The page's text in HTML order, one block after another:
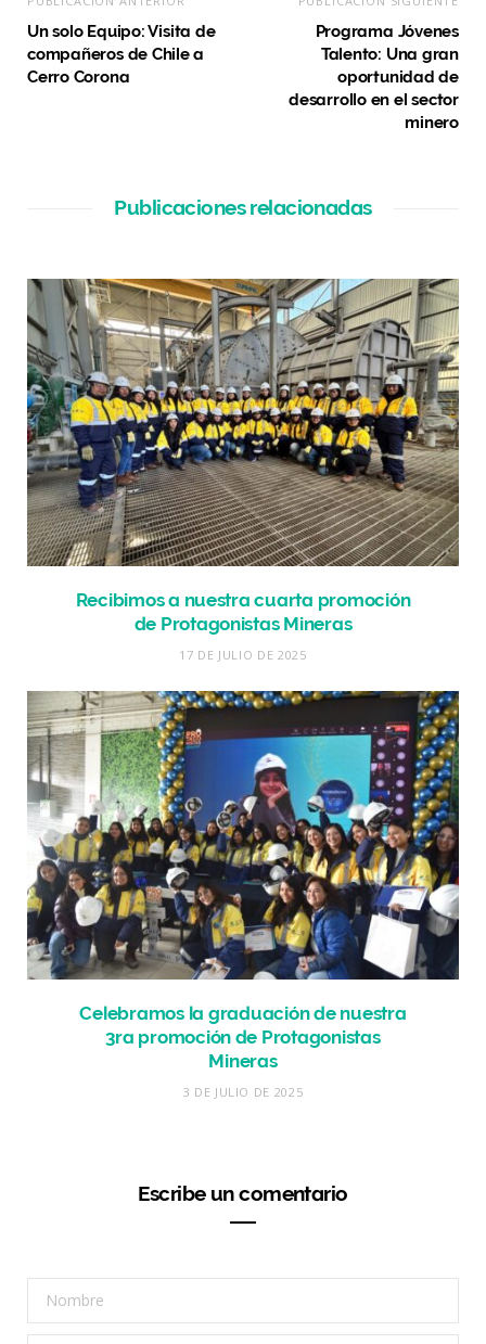
Un solo Equipo: Visita de
compañeros de Chile a
Cerro Corona
Programa Jóvenes
Talento: Una gran
oportunidad de
desarrollo en el sector
minero
Publicaciones relacionadas
Recibimos a nuestra cuarta promoción
de Protagonistas Mineras
17 DE JULIO DE 2025
Celebramos la graduación de nuestra
3ra promoción de Protagonistas
Mineras
3 DE JULIO DE 2025
Escribe un comentario